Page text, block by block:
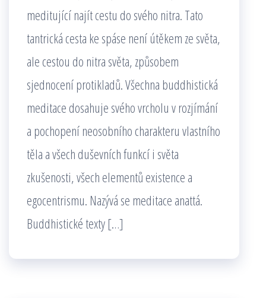
meditující najít cestu do svého nitra. Tato
tantrická cesta ke spáse není útěkem ze světa,
ale cestou do nitra světa, způsobem
sjednocení protikladů. Všechna buddhistická
meditace dosahuje svého vrcholu v rozjímání
a pochopení neosobního charakteru vlastního
těla a všech duševních funkcí i světa
zkušenosti, všech elementů existence a
egocentrismu. Nazývá se meditace anattá.
Buddhistické texty […]